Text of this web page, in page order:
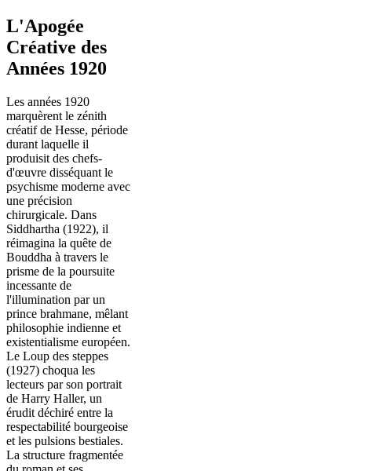
L'Apogée
Créative des
Années 1920
Les années 1920
marquèrent le zénith
créatif de Hesse, période
durant laquelle il
produisit des chefs-
d'œuvre disséquant le
psychisme moderne avec
une précision
chirurgicale. Dans
Siddhartha (1922), il
réimagina la quête de
Bouddha à travers le
prisme de la poursuite
incessante de
l'illumination par un
prince brahmane, mêlant
philosophie indienne et
existentialisme européen.
Le Loup des steppes
(1927) choqua les
lecteurs par son portrait
de Harry Haller, un
érudit déchiré entre la
respectabilité bourgeoise
et les pulsions bestiales.
La structure fragmentée